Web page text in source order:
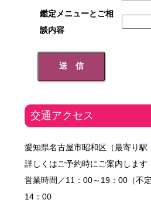
鑑定メニューとご相
談内容
交通アクセス
愛知県名古屋市昭和区（最寄り駅
詳しくはご予約時にご案内します
営業時間／11：00～19：00（不
14：00